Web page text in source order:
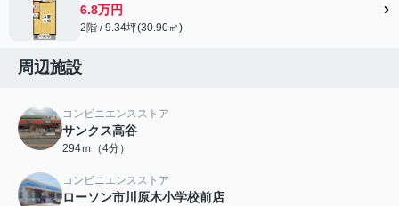
6.8万円
2階 / 9.34坪(30.90㎡)
周辺施設
コンビニエンスストア
サンクス高谷
294ｍ（4分）
コンビニエンスストア
ローソン市川原木小学校前店